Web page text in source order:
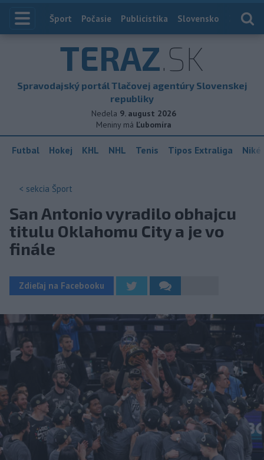
Index
Šport Počasie Publicistika Slovensko
TERAZ.SK
Spravodajský portál Tlačovej agentúry Slovenskej
republiky
Nedela 9. august 2026
Meniny má Ľubomíra
Futbal Hokej KHL NHL Tenis Tipos Extraliga
< sekcia Šport
San Antonio vyradilo obhajcu
titulu Oklahomu City a je vo
finále
Zdieľaj na Facebooku